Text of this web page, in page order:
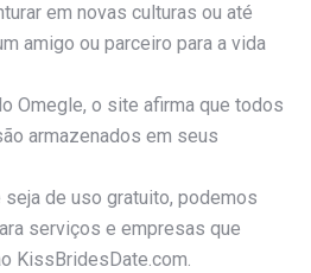
em novas culturas ou até
amigo ou parceiro para a vida
Omegle, o site afirma que todos
armazenados em seus
de uso gratuito, podemos
serviços e empresas que
KissBridesDate.com.